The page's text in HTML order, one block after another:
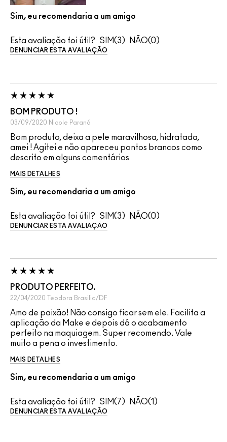
Sim, eu recomendaria a um amigo
Esta avaliação foi útil? 3 0
DENUNCIAR ESTA AVALIAÇÃO
BOM PRODUTO !
03/09/2020 Nicole Paraná
Bom produto, deixa a pele maravilhosa, hidratada,
amei ! Agitei e não apareceu pontos brancos como
descrito em alguns comentários
MAIS DETALHES
Sim, eu recomendaria a um amigo
Esta avaliação foi útil? 3 0
DENUNCIAR ESTA AVALIAÇÃO
PRODUTO PERFEITO.
22/04/2020 Teodora Brasilia/DF
Amo de paixão! Não consigo ficar sem ele. Facilita a
aplicação da Make e depois dá o acabamento
perfeito na maquiagem. Super recomendo. Vale
muito a pena o investimento.
MAIS DETALHES
Sim, eu recomendaria a um amigo
Esta avaliação foi útil? 7 1
DENUNCIAR ESTA AVALIAÇÃO